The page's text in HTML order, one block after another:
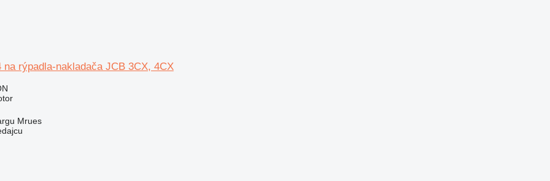
na rýpadla-nakladača JCB 3CX, 4CX
Mrues